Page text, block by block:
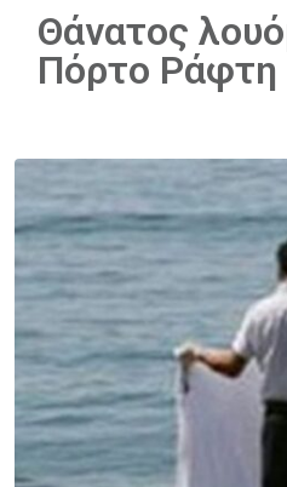
Θάνατος
Πόρτο Ράφτη